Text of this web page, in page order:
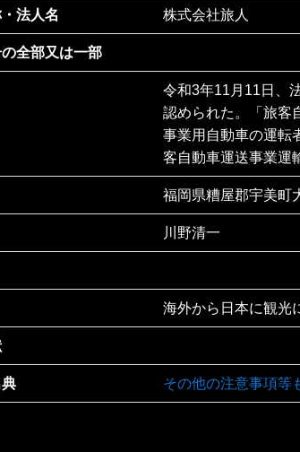
法人名 株式会社旅人
全部又は一部
令和3年11月11日、
認められた。「旅客
事業用自動車の運転
客自動車運送事業運
福岡県糟屋郡宇美町
川野清一
海外から日本に観光
その他の注意事項等